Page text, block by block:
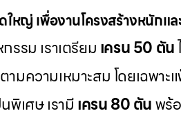
ใหญ่ เพื่องานโครงสร้างหนักแ
รม เราเตรียม เครน 50 ตัน
ามความเหมาะสม โดยเฉพาะ
พิเศษ เรามีเครน 80 ตันพร้